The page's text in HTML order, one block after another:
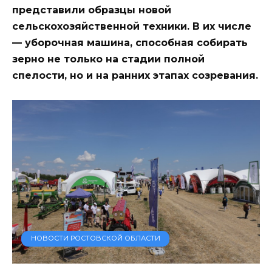
представили образцы новой
сельскохозяйственной техники. В их числе
— уборочная машина, способная собирать
зерно не только на стадии полной
спелости, но и на ранних этапах созревания.
НОВОСТИ РОСТОВСКОЙ ОБЛАСТИ